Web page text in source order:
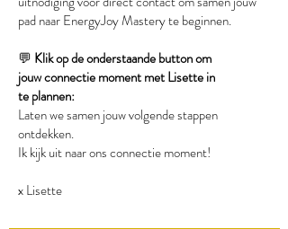
pad naar EnergyJoy Mastery te beginnen.
💬 Klik op de onderstaande button om
jouwconnectie momentmet Lisette in
teplannen:
Laten we samen jouw volgende stappen
ontdekken.
Ik kijk uit naar ons connectie moment!
x Lisette